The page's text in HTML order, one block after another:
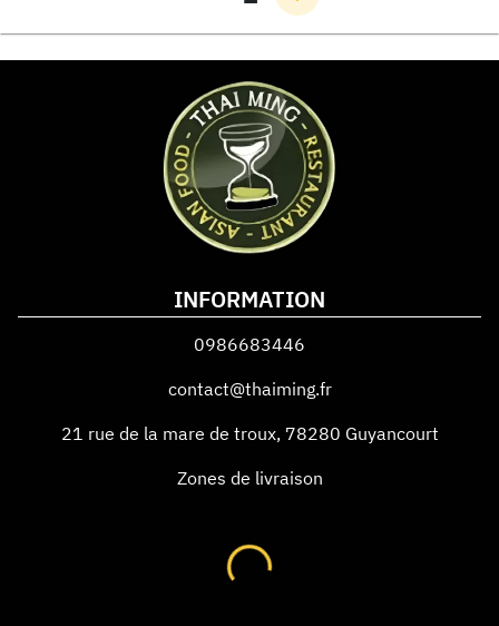
INFORMATION
0986683446
contact@thaiming.fr
21 rue de la mare de troux, 78280 Guyancourt
Zones de livraison